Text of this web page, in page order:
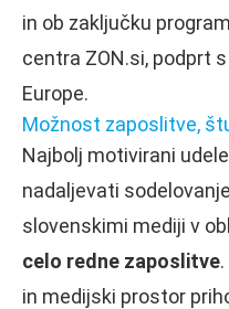
in ob zaključku
centra ZON.si, podprt
Europe.
Možnost zaposlitve,
Najbolj motivirani
nadaljevati
slovenskimi mediji v
celo redne zaposlitve
in medijski prostor